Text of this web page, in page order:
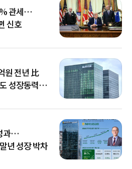
관세…
신호
원 전년 比
성장동력
과…
년 성장 박차